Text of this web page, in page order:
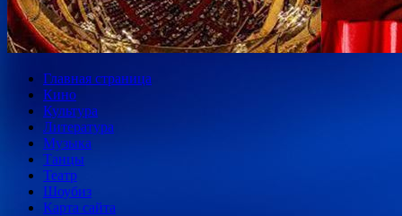
Главная страница
Кино
Культура
Литература
Музыка
Танцы
Театр
Шоубиз
Карта сайта